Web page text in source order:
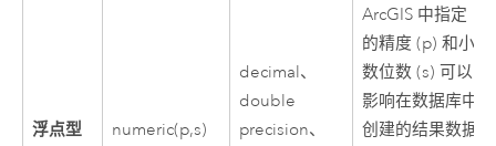
浮点型 numeric(p,s)
decimal、
double
precision、
ArcGIS 中指定
的精度 (p) 和小
数位数 (s) 可以
影响在数据库中
创建的结果数据